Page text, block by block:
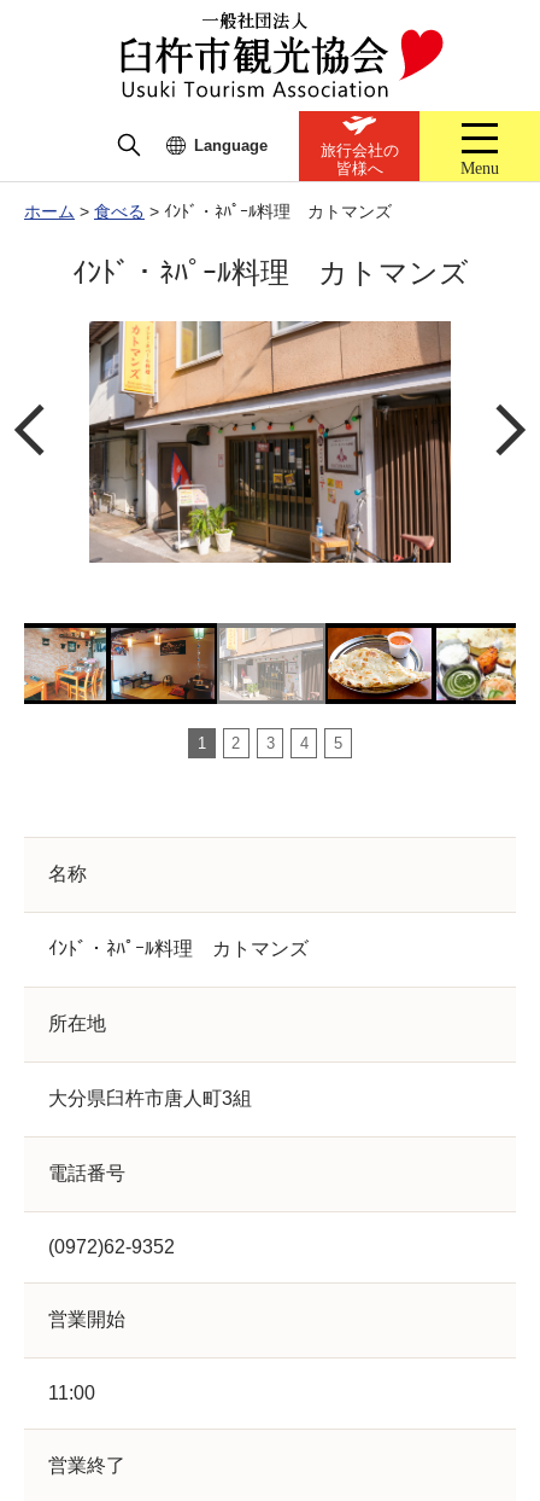
Language
旅行会社の
皆様へ
Menu
ホーム > 食べる > ｲﾝﾄﾞ・ﾈﾊﾟｰﾙ料理 カトマンズ
ｲﾝﾄﾞ・ﾈﾊﾟｰﾙ料理 カトマンズ
1 2 3 4 5
名称
ｲﾝﾄﾞ・ﾈﾊﾟｰﾙ料理 カトマンズ
所在地
大分県臼杵市唐人町3組
電話番号
(0972)62-9352
営業開始
11:00
営業終了